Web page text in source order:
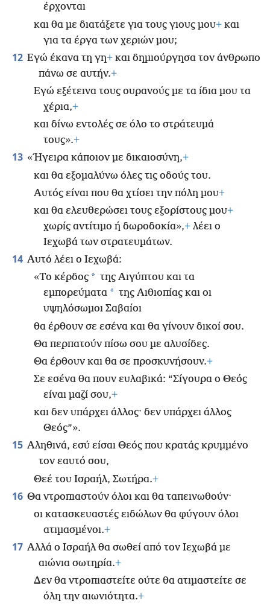
έρχονται
και θα με διατάξετε για τους γιους μου+ και
για τα έργα των χεριών μου;
12 Εγώ έκανα τη γη+ και δημιούργησα τον άνθρωπο
πάνω σε αυτήν.+
Εγώ εξέτεινα τους ουρανούς με τα ίδια μου τα
χέρια,+
και δίνω εντολές σε όλο το στράτευμά
τους».+
13 «Ήγειρα κάποιον με δικαιοσύνη,+
και θα εξομαλύνω όλες τις οδούς του.
Αυτός είναι που θα χτίσει την πόλη μου+
και θα ελευθερώσει τους εξορίστους μου+
χωρίς αντίτιμο ή δωροδοκία»,+ λέει ο
Ιεχωβά των στρατευμάτων.
14 Αυτό λέει ο Ιεχωβά:
«Το κέρδος * της Αιγύπτου και τα
εμπορεύματα * της Αιθιοπίας και οι
υψηλόσωμοι Σαβαίοι
θα έρθουν σε εσένα και θα γίνουν δικοί σου.
Θα περπατούν πίσω σου με αλυσίδες.
Θα έρθουν και θα σε προσκυνήσουν.+
Σε εσένα θα πουν ευλαβικά: “Σίγουρα ο Θεός
είναι μαζί σου,+
και δεν υπάρχει άλλος· δεν υπάρχει άλλος
Θεός”».
15 Αληθινά, εσύ είσαι Θεός που κρατάς κρυμμένο
τον εαυτό σου,
Θεέ του Ισραήλ, Σωτήρα.+
16 Θα ντροπιαστούν όλοι και θα ταπεινωθούν·
οι κατασκευαστές ειδώλων θα φύγουν όλοι
ατιμασμένοι.+
17 Αλλά ο Ισραήλ θα σωθεί από τον Ιεχωβά με
αιώνια σωτηρία.+
Δεν θα ντροπιαστείτε ούτε θα ατιμαστείτε σε
όλη την αιωνιότητα.+